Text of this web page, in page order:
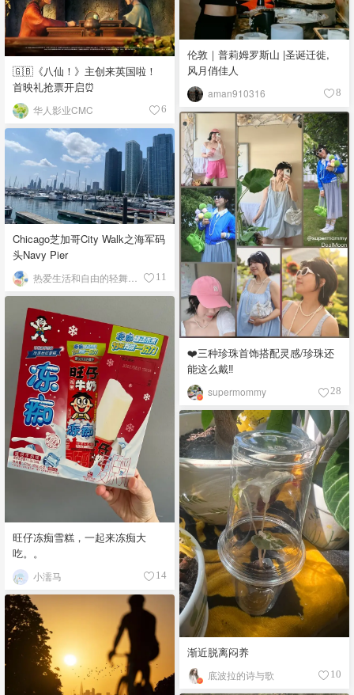
🇬🇧《八仙！》主创来英国啦！
首映礼抢票开启⏰
华人影业CMC 6
伦敦｜普莉姆罗斯山 |圣诞迁徙,
风月俏佳人
aman910316 8
❤️三种珍珠首饰搭配灵感/珍珠还
能这么戴‼️
supermommy 28
Chicago芝加哥City Walk之海军码
头Navy Pier
11
旺仔冻痴雪糕，一起来冻痴大
吃。。
小濡马 14
渐近脱离闷养
底波拉的诗与歌 10